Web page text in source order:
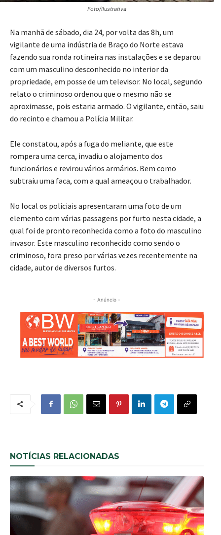
Foto/Ilustrativa
Na manhã de sábado, dia 24, por volta das 8h, um
vigilante de uma indústria de Braço do Norte estava
fazendo sua ronda rotineira nas instalações e se deparou
com um masculino desconhecido no interior da
propriedade, em posse de um televisor. No local, segundo
relato o criminoso ordenou que o mesmo não se
aproximasse, pois estaria armado. O vigilante, então, saiu
do recinto e chamou a Polícia Militar.
Ele constatou, após a fuga do meliante, que este
rompera uma cerca, invadiu o alojamento dos
funcionários e revirou vários armários. Bem como
subtraiu uma faca, com a qual ameaçou o trabalhador.
No local os policiais apresentaram uma foto de um
elemento com várias passagens por furto nesta cidade, a
qual foi de pronto reconhecida como a foto do masculino
invasor. Este masculino reconhecido como sendo o
criminoso, fora preso por várias vezes recentemente na
cidade, autor de diversos furtos.
- Anúncio -
NOTÍCIAS RELACIONADAS